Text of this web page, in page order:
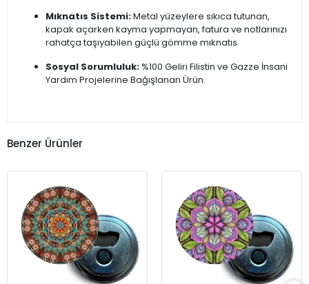
Mıknatıs Sistemi:Metal yüzeylere sıkıca tutunan,
kapak açarken kayma yapmayan, fatura ve notlarınızı
rahatça taşıyabilen güçlü gömme mıknatıs.
Sosyal Sorumluluk: %100 Geliri Filistin ve Gazze İnsani
Yardım Projelerine Bağışlanan Ürün.
Benzer Ürünler